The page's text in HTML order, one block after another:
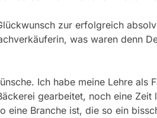
zur erfolgreich
was waren denn
Ich habe meine Lehre als
gearbeitet, noch eine Zeit
eine Branche ist, die so ein